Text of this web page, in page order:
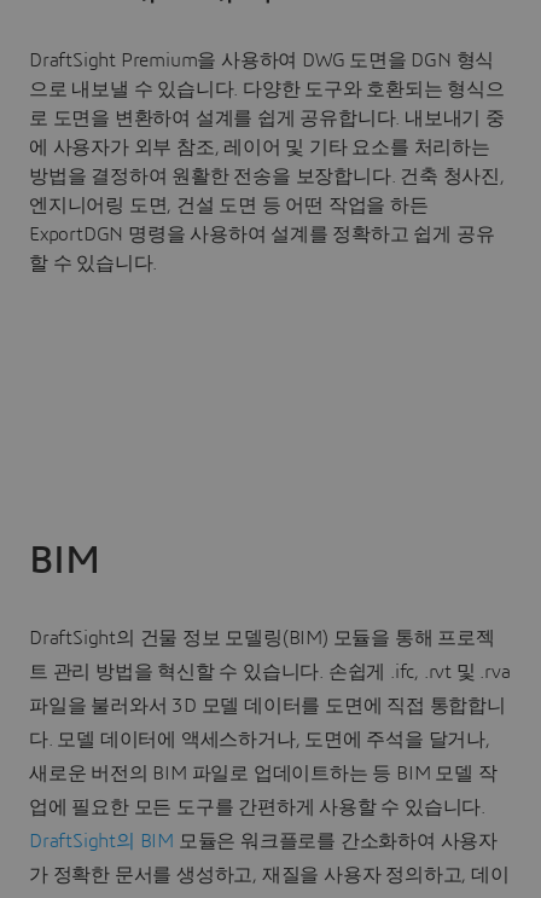
DraftSight Premium을 사용하여 DWG 도면을 DGN 형식
으로 내보낼 수 있습니다. 다양한 도구와 호환되는 형식으
로 도면을 변환하여 설계를 쉽게 공유합니다. 내보내기 중
에 사용자가 외부 참조, 레이어 및 기타 요소를 처리하는
방법을 결정하여 원활한 전송을 보장합니다. 건축 청사진,
엔지니어링 도면, 건설 도면 등 어떤 작업을 하든
ExportDGN 명령을 사용하여 설계를 정확하고 쉽게 공유
할 수 있습니다.
BIM
DraftSight의 건물 정보 모델링(BIM) 모듈을 통해 프로젝
트 관리 방법을 혁신할 수 있습니다. 손쉽게 .ifc, .rvt 및 .rva
파일을 불러와서 3D 모델 데이터를 도면에 직접 통합합니
다. 모델 데이터에 액세스하거나, 도면에 주석을 달거나,
새로운 버전의 BIM 파일로 업데이트하는 등 BIM 모델 작
업에 필요한 모든 도구를 간편하게 사용할 수 있습니다.
DraftSight의 BIM 모듈은 워크플로를 간소화하여 사용자
가 정확한 문서를 생성하고, 재질을 사용자 정의하고, 데이